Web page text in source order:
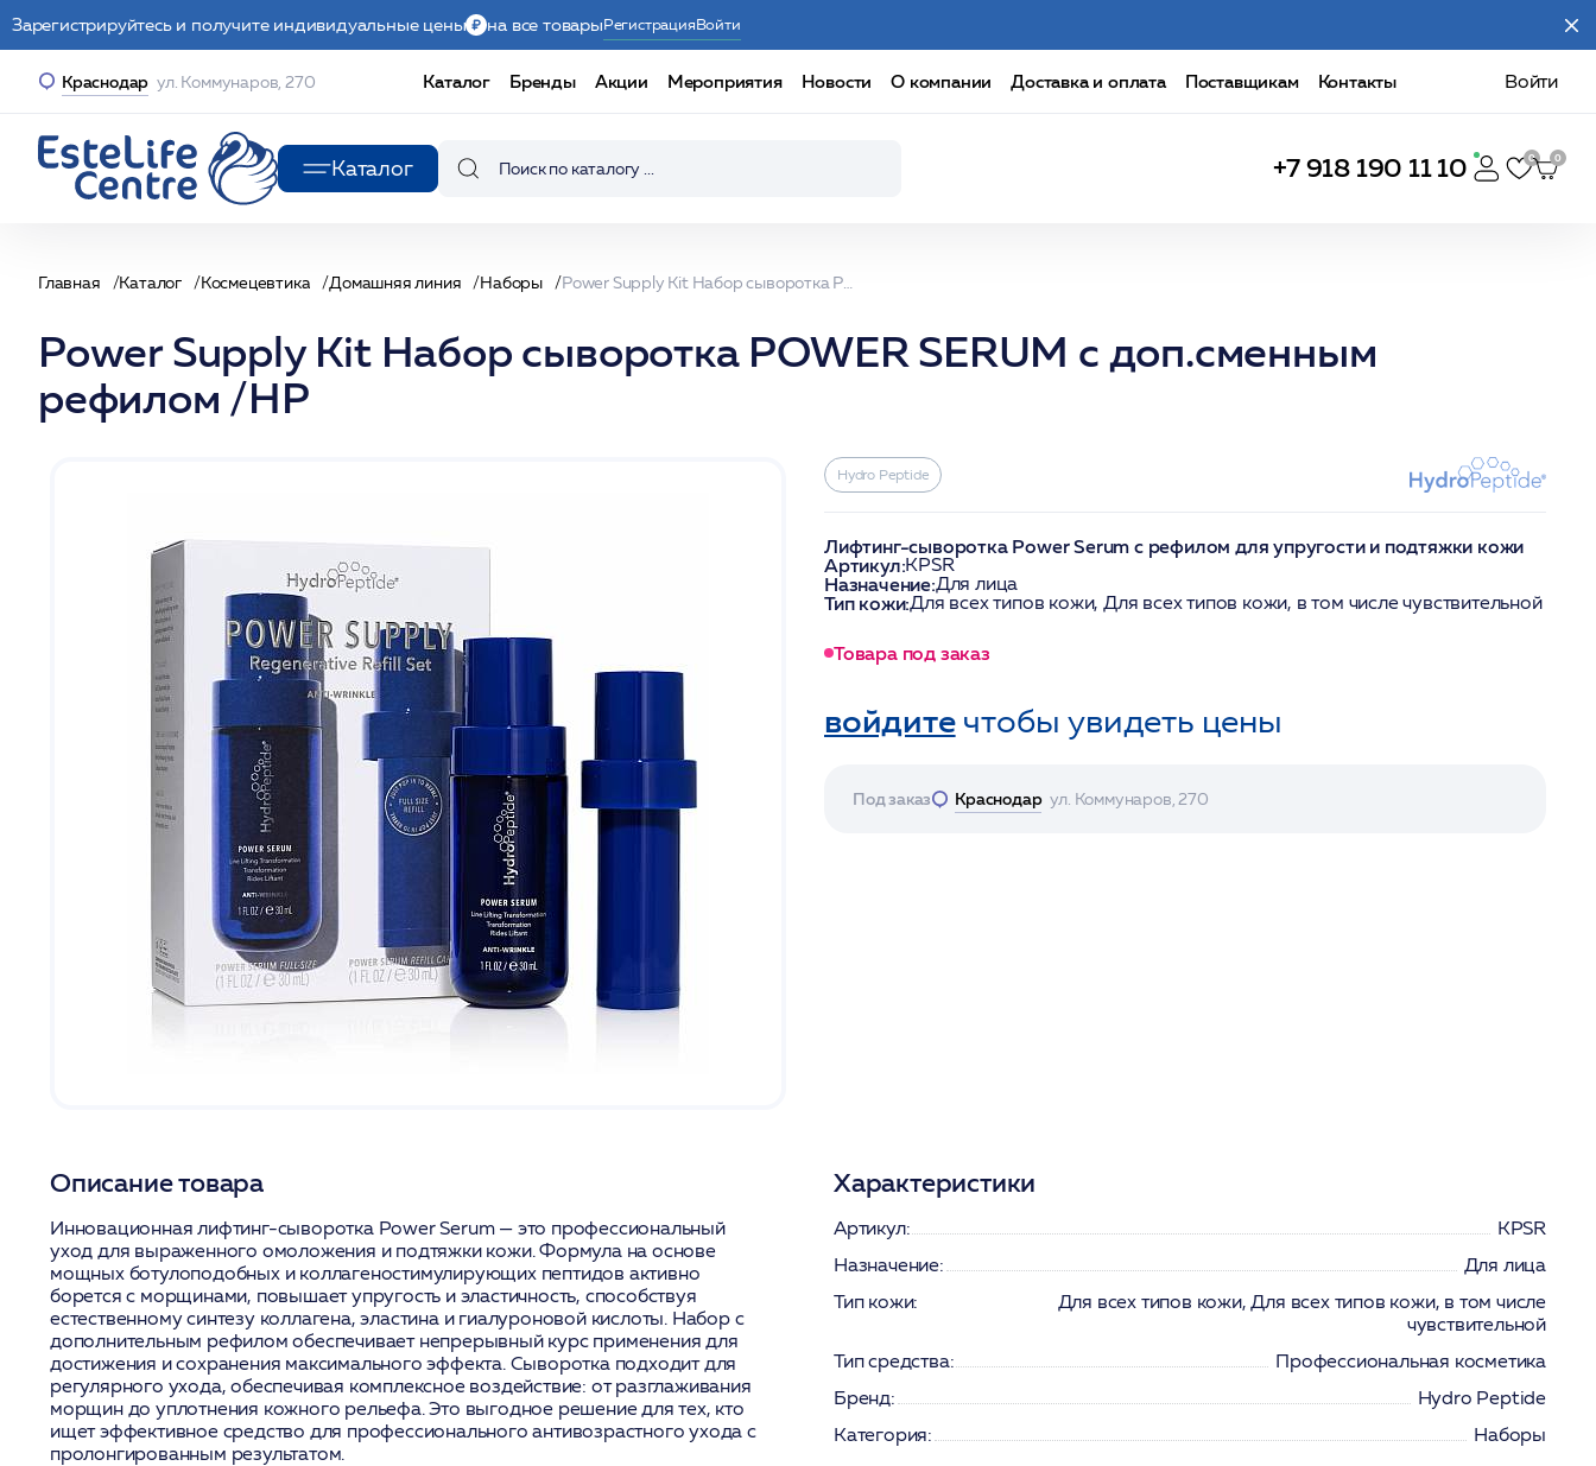
Зарегистрируйтесь и получите индивидуальные цены на все товарыРегистрацияВойти
Краснодар ул. Коммунаров, 270 Каталог Бренды Акции Мероприятия Новости О компании Доставка и оплата Поставщикам Контакты Войти
Каталог +7 918 190 11 10
Главная Каталог Космецевтика Домашняя линия Наборы
Power Supply Kit Набор сыворотка POWER SERUM с доп.сменным
рефилом /НР
Hydro Peptide
Лифтинг-сыворотка Power Serum с рефилом для упругости и подтяжки кожи
Артикул:KPSR
Назначение:Для лица
Тип кожи:Для всех типов кожи, Для всех типов кожи, в том числе чувствительной
Товара под заказ
войдитечтобы увидеть цены
Под заказ Краснодар ул. Коммунаров, 270
Описание товара
Инновационная лифтинг-сыворотка Power Serum — это профессиональный
уход для выраженного омоложения и подтяжки кожи. Формула на основе
мощных ботулоподобных и коллагеностимулирующих пептидов активно
борется с морщинами, повышает упругость и эластичность, способствуя
естественному синтезу коллагена, эластина и гиалуроновой кислоты. Набор с
дополнительным рефилом обеспечивает непрерывный курс применения для
достижения и сохранения максимального эффекта. Сыворотка подходит для
регулярного ухода, обеспечивая комплексное воздействие: от разглаживания
морщин до уплотнения кожного рельефа. Это выгодное решение для тех, кто
ищет эффективное средство для профессионального антивозрастного ухода с
пролонгированным результатом.
Характеристики
Артикул:
KPSR
Назначение:
Для лица
Тип кожи:
Для всех типов кожи, Для всех типов кожи, в том числе
чувствительной
Тип средства:
Профессиональная косметика
Бренд:
Hydro Peptide
Категория:
Наборы